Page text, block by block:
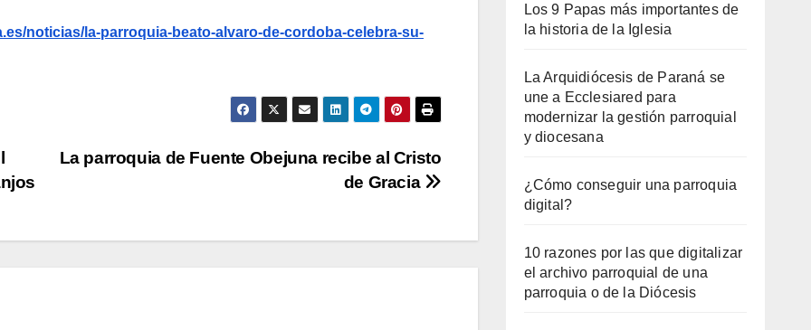
noticias/la-parroquia-beato-alvaro-de-cordoba-celebra-su-
La parroquia de Fuente Obejuna recibe al Cristo
de Gracia
Los 9 Papas más importantes de
la historia de la Iglesia
La Arquidiócesis de Paraná se
une a Ecclesiared para
modernizar la gestión parroquial
y diocesana
¿Cómo conseguir una parroquia
digital?
10 razones por las que digitalizar
el archivo parroquial de una
parroquia o de la Diócesis